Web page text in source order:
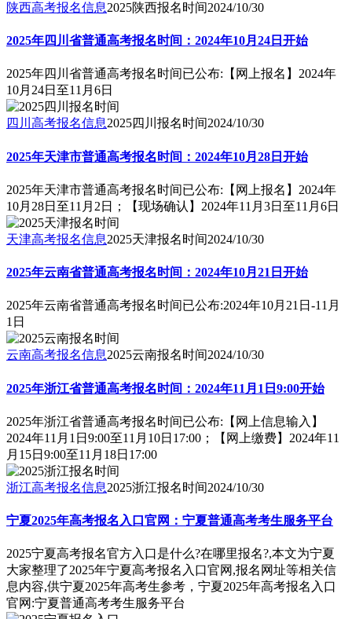
陕西高考报名信息2025陕西报名时间2024/10/30
2025年四川省普通高考报名时间：2024年10月24日开始
2025年四川省普通高考报名时间已公布:【网上报名】2024年
10月24日至11月6日
四川高考报名信息2025四川报名时间2024/10/30
2025年天津市普通高考报名时间：2024年10月28日开始
2025年天津市普通高考报名时间已公布:【网上报名】2024年
10月28日至11月2日；【现场确认】2024年11月3日至11月6日
天津高考报名信息2025天津报名时间2024/10/30
2025年云南省普通高考报名时间：2024年10月21日开始
2025年云南省普通高考报名时间已公布:2024年10月21日-11月
1日
云南高考报名信息2025云南报名时间2024/10/30
2025年浙江省普通高考报名时间：2024年11月1日9:00开始
2025年浙江省普通高考报名时间已公布:【网上信息输入】
2024年11月1日9:00至11月10日17:00；【网上缴费】2024年11
月15日9:00至11月18日17:00
浙江高考报名信息2025浙江报名时间2024/10/30
宁夏2025年高考报名入口官网：宁夏普通高考考生服务平台
2025宁夏高考报名官方入口是什么?在哪里报名?,本文为宁夏
大家整理了2025年宁夏高考报名入口官网,报名网址等相关信
息内容,供宁夏2025年高考生参考，宁夏2025年高考报名入口
官网:宁夏普通高考考生服务平台